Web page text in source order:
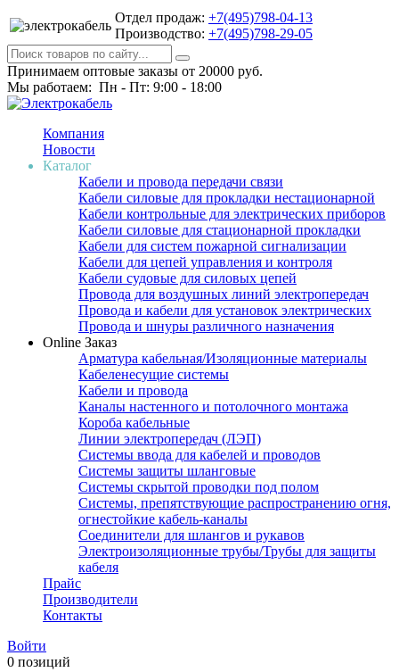
Отдел продаж: +7(495)798-04-13
Производство: +7(495)798-29-05
Принимаем оптовые заказы от 20000 руб.
Мы работаем: Пн - Пт: 9:00 - 18:00
Компания
Новости
Каталог
Кабели и провода передачи связи
Кабели силовые для прокладки нестационарной
Кабели контрольные для электрических приборов
Кабели силовые для стационарной прокладки
Кабели для систем пожарной сигнализации
Кабели для цепей управления и контроля
Кабели судовые для силовых цепей
Провода для воздушных линий электропередач
Провода и кабели для установок электрических
Провода и шнуры различного назначения
Online Заказ
Арматура кабельная/Изоляционные материалы
Кабеленесущие системы
Кабели и провода
Каналы настенного и потолочного монтажа
Короба кабельные
Линии электропередач (ЛЭП)
Системы ввода для кабелей и проводов
Системы защиты шланговые
Системы скрытой проводки под полом
Системы, препятствующие распространению огня,
огнестойкие кабель-каналы
Соединители для шлангов и рукавов
Электроизоляционные трубы/Трубы для защиты
кабеля
Прайс
Производители
Контакты
Войти
0 позиций